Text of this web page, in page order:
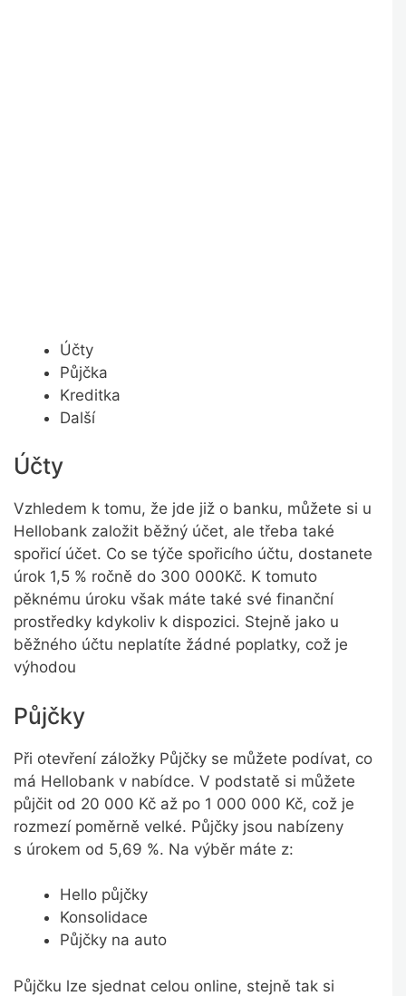
Účty
Půjčka
Kreditka
Další
Účty
Vzhledem k tomu, že jde již o banku, můžete si u
Hellobank založit běžný účet, ale třeba také
spořicí účet. Co se týče spořicího účtu, dostanete
úrok 1,5 % ročně do 300 000Kč. K tomuto
pěknému úroku však máte také své finanční
prostředky kdykoliv k dispozici. Stejně jako u
běžného účtu neplatíte žádné poplatky, což je
výhodou
Půjčky
Při otevření záložky Půjčky se můžete podívat, co
má Hellobank v nabídce. V podstatě si můžete
půjčit od 20 000 Kč až po 1 000 000 Kč, což je
rozmezí poměrně velké. Půjčky jsou nabízeny
s úrokem od 5,69 %. Na výběr máte z:
Hello půjčky
Konsolidace
Půjčky na auto
Půjčku lze sjednat celou online, stejně tak si